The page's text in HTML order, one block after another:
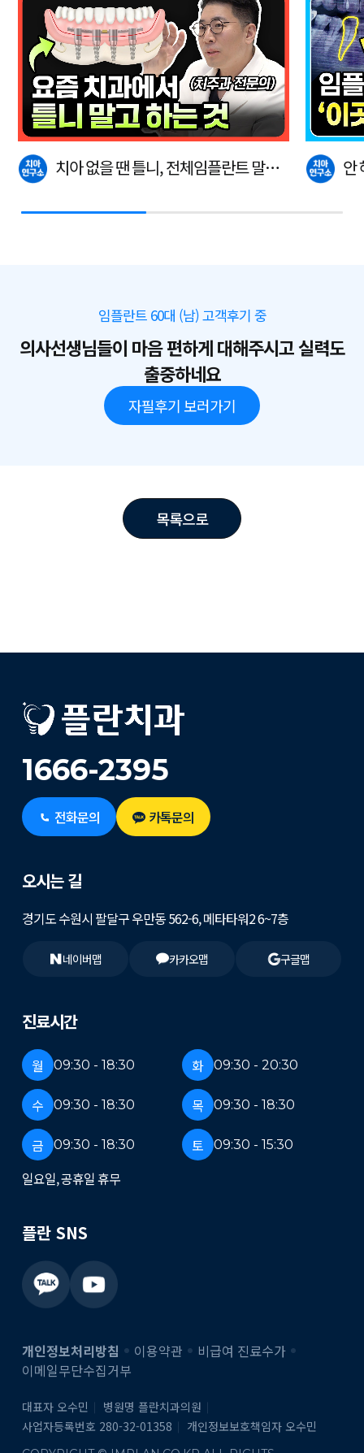
치아 없을 땐 틀니, 전체임플란트 말고
안
임플란트 60대 (남) 고객후기 중
의사선생님들이 마음 편하게 대해주시고 실력도
출중하네요
자필후기 보러가기
목록으로
1666-2395
전화문의 카톡문의
진료시간
월 09:30 - 18:30 화 09:30 - 20:30
수 09:30 - 18:30 목 09:30 - 18:30
금 09:30 - 18:30 토 09:30 - 15:30
일요일, 공휴일 휴무
오시는 길
경기도 수원시 팔달구 우만동 562-6, 메타타워2 6~7층
네이버맵 카카오맵 구글맵
플란 SNS
개인정보처리방침 이용약관
비급여 진료수가
이메일무단수집거부
대표자 오수민
병원명 플란치과의원
사업자등록번호 280-32-01358
개인정보보호책임자 오수민